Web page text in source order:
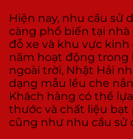
Hiện nay, nhu cầu sử
càng phổ biến tại nhà
đỗ xe và khu vực
năm hoạt động trong
ngoài trời, Nhật Hải
dạng mẫu lều che
Khách hàng có thể
thước và chất liệu
cũng như nhu cầu sử